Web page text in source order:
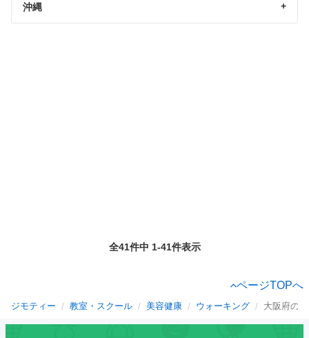
沖縄
全41件中 1-41件表示
ページTOPへ
ジモティー 教室・スクール 美容健康 ウォーキング 大阪府の